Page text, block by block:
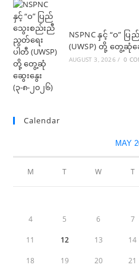
NSPNC နှင့် “ဝ”
(UWSP) တို့ တွေ့ဆုံဆွ
AUGUST 3, 2026 / 0
Calendar
MAY
M T W T
4 5 6 7
11 12 13 14
18 19 20 21